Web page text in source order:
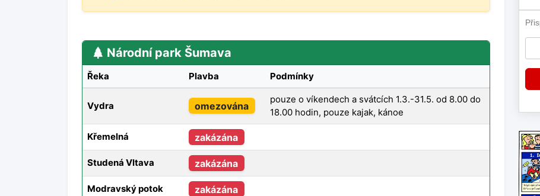
Národní park Šumava
Řeka Plavba Podmínky
Vydra omezována
pouze o víkendech a svátcích 1.3.-31.5. od 8.00 do
18.00 hodin, pouze kajak, kánoe
Křemelná zakázána
Studená Vltava zakázána
Modravský potok zakázána